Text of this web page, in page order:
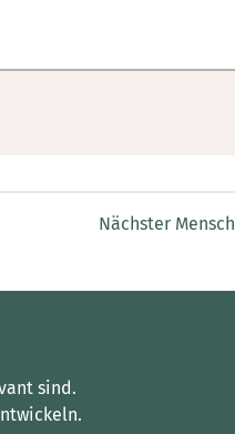
Nächster Mensch
sind.